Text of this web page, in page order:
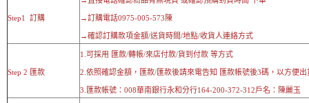
Step1 訂購 →訂購電話0975-005-573陳
→確認訂購款項金額/送貨時間/地點/收貨人連絡方式
Step 2 匯款
1.可採用 匯款/轉帳/來店付款/貨到付款 等方式
2.依照確認金額，匯款/匯款後請來電告知 匯款帳號後3碼，以方便出
3.匯款帳號：008華南銀行永和分行164-200-372-312戶名：陳麗玉